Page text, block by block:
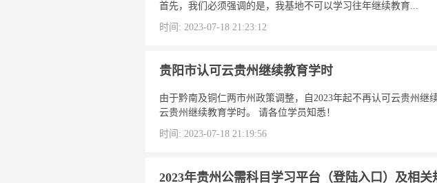
首先，我们必须强调的是，我基地不可以学习往年继续教育...
时间: 2023-07-18 21:23:12
贵阳市认可云贵州继续教育学时
由于黔南及铜仁两市州政策调整，自2023年起不再认可云贵州继
云贵州继续教育学时。 请各位学员知悉！
时间: 2023-07-18 21:19:56
2023年贵州公需科目学习平台（登陆入口）及相关